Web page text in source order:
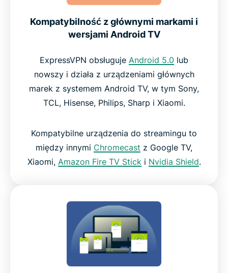
Kompatybilność z głównymi markami i
wersjami Android TV
ExpressVPN obsługuje Android 5.0 lub
nowszy i działa z urządzeniami głównych
marek z systemem Android TV, w tym Sony,
TCL, Hisense, Philips, Sharp i Xiaomi.
Kompatybilne urządzenia do streamingu to
między innymi Chromecast z Google TV,
Xiaomi, Amazon Fire TV Stick i Nvidia Shield.